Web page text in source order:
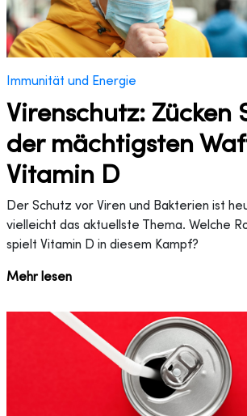
Immunität und Energie
Virenschutz: Zücken
der mächtigsten
Vitamin D
Der Schutz vor Viren und Bakterien ist
vielleicht das aktuellste Thema. Welche
spielt Vitamin D in diesem Kampf?
Mehr lesen